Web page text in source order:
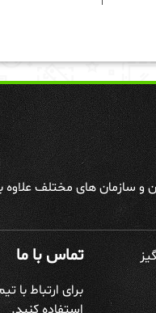
سازمان های مختلف علاوه
تماس با ما
برای ارتباط با